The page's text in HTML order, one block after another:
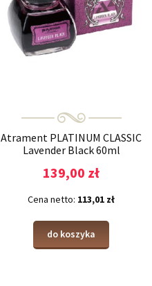
Atrament PLATINUM CLASSIC
Lavender Black 60ml
139,00 zł
Cena netto: 113,01 zł
do koszyka